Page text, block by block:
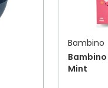
Bambino
Mint